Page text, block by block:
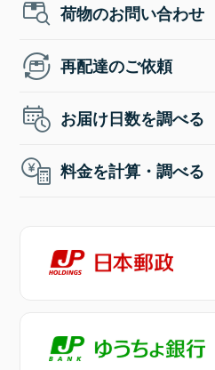
荷物のお問い合わせ
再配達のご依頼
お届け日数を調べる
料金を計算・調べる